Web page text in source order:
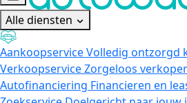
Alle diensten
AankoopserviceVolledig ontzorgd
VerkoopserviceZorgeloos
Autofinanciering Financieren en